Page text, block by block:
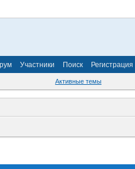
Участники Поиск Регистрация
Активные темы